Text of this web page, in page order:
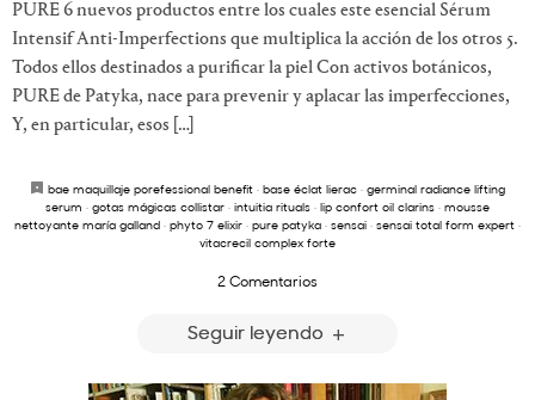
PURE 6 nuevos productos entre los cuales este esencial Sérum
Intensif Anti-Imperfections que multiplica la acción de los otros 5.
Todos ellos destinados a purificar la piel Con activos botánicos,
PURE de Patyka, nace para prevenir y aplacar las imperfecciones,
Y, en particular, esos […]
bae maquillaje porefessional benefit · base éclat lierac · germinal radiance lifting
serum · gotas mágicas collistar · intuitia rituals · lip confort oil clarins · mousse
nettoyante maría galland · phyto 7 elixir · pure patyka · sensai · sensai total form expert ·
vitacrecil complex forte
2 Comentarios
Seguir leyendo